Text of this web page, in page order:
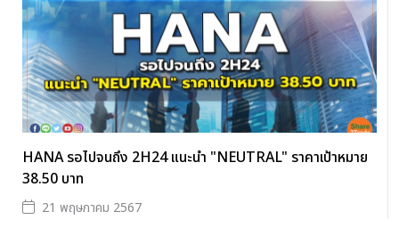
HANA รอไปจนถึง 2H24 แนะนำ "NEUTRAL" ราคาเป้าหมาย
38.50 บาท
21 พฤษภาคม 2567